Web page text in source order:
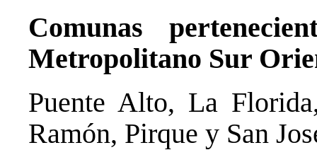
Comunas
Metropolitano Sur
Puente Alto, La
Ramón, Pirque y San